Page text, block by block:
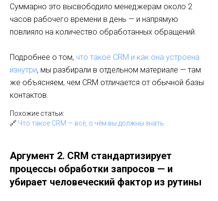
Суммарно это высвободило менеджерам около 2
часов рабочего времени в день — и напрямую
повлияло на количество обработанных обращений.
Подробнее о том, что такое CRM и как она устроена
изнутри, мы разбирали в отдельном материале — там
же объясняем, чем CRM отличается от обычной базы
контактов.
Похожие статьи:
🔗 Что такое CRM — всё, о чём вы должны знать
Аргумент 2. CRM стандартизирует
процессы обработки запросов — и
убирает человеческий фактор из рутины